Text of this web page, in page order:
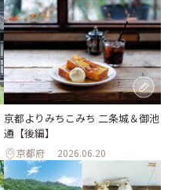
京都よりみちこみち 二条城＆御池
通【後編】
京都府 2026.06.20